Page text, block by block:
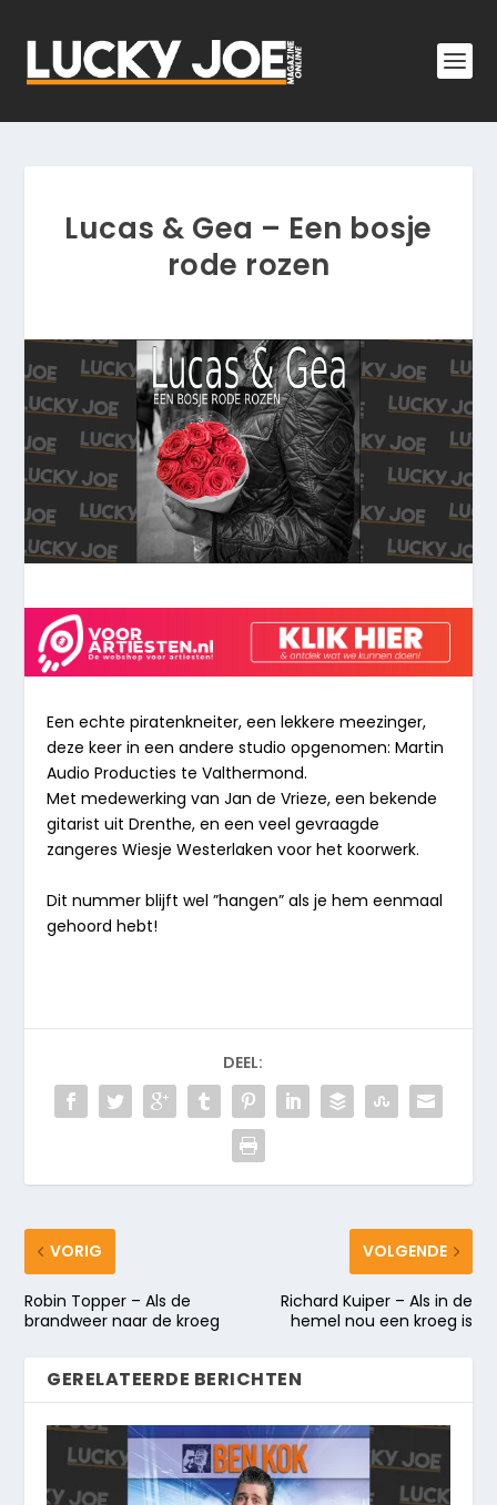
Lucas & Gea – Een bosje
rode rozen
Een echte piratenkneiter, een lekkere meezinger,
deze keer in een andere studio opgenomen: Martin
Audio Producties te Valthermond.
Met medewerking van Jan de Vrieze, een bekende
gitarist uit Drenthe, en een veel gevraagde
zangeres Wiesje Westerlaken voor het koorwerk.
Dit nummer blijft wel ”hangen” als je hem eenmaal
gehoord hebt!
DEEL:
VORIG
Robin Topper – Als de
brandweer naar de kroeg
VOLGENDE
Richard Kuiper – Als in de
hemel nou een kroeg is
GERELATEERDE BERICHTEN